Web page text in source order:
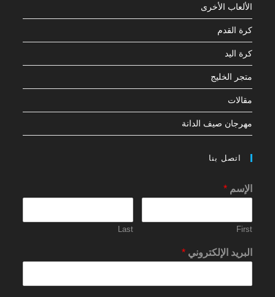
الألعاب الأخرى
كرة القدم
كرة اليد
متجر الخليج
مقالات
مهرجان صيف الدانة
اتصل بنا
الإسم*
First
Last
البريد الإلكتروني*